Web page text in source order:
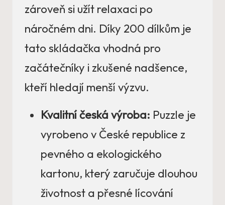
zároveň si užít relaxaci po
náročném dni. Díky 200 dílkům je
tato skládačka vhodná pro
začátečníky i zkušené nadšence,
kteří hledají menší výzvu.
Kvalitní česká výroba: Puzzle je
vyrobeno v České republice z
pevného a ekologického
kartonu, který zaručuje dlouhou
životnost a přesné lícování